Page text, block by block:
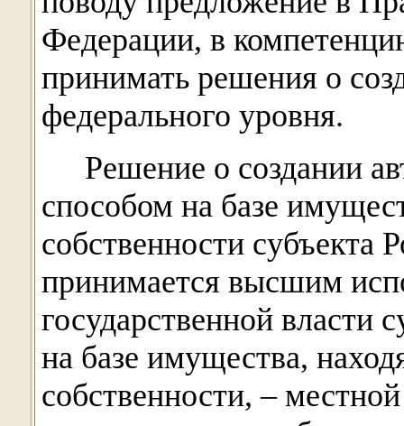
Федерации, в
принимать решения о
федерального уровня.
Решение о создании
способом на базе
собственности субъекта
принимается высшим
государственной власти
на базе имущества,
собственности, –